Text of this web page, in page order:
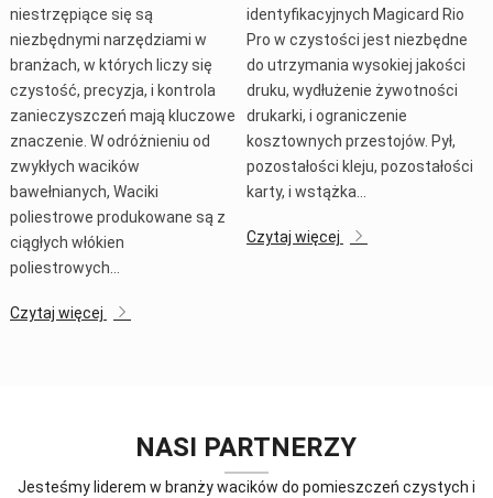
niestrzępiące się są
niezbędnymi narzędziami w
branżach, w których liczy się
czystość, precyzja, i kontrola
zanieczyszczeń mają kluczowe
znaczenie. W odróżnieniu od
zwykłych wacików
bawełnianych, Waciki
poliestrowe produkowane są z
ciągłych włókien
poliestrowych…
Czytaj więcej
identyfikacyjnych Magicard Rio
Pro w czystości jest niezbędne
do utrzymania wysokiej jakości
druku, wydłużenie żywotności
drukarki, i ograniczenie
kosztownych przestojów. Pył,
pozostałości kleju, pozostałości
karty, i wstążka…
Czytaj więcej
NASI PARTNERZY
Jesteśmy liderem w branży wacików do pomieszczeń czystych i